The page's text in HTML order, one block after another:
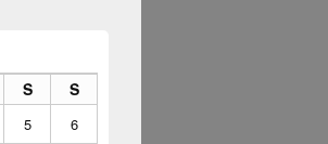
S S
5
6